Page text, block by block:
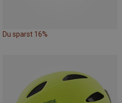
Du sparst 16%